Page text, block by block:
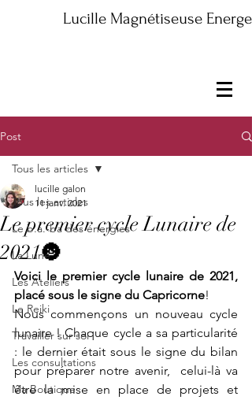
Lucille Magnétiseuse
Post
Tous les articles
Le b.a.-ba des énergies
La Lune
Les Ateliers
Le Reiki
Travailler sur soi
Les consultations
Ma Boutique
Tous les articles
Le premier cycle Lunaire de
2021🌚
lucille galon
11 janv. 2021
Voici le premier cycle lunaire de 2021,
placé sous le signe du Capricorne!
Nous commençons un nouveau cycle
lunaire ! Chaque cycle a sa particularité
: le dernier était sous le signe du bilan
pour préparer notre avenir,  celui-là va
être la mise en place de projets et